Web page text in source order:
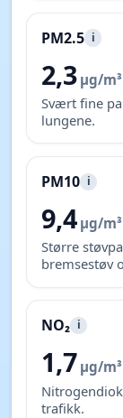
PM2.5 i
2,3 µg/m³
Svært fine
lungene.
PM10 i
9,4 µg/m³
Større
bremsestøv
NO₂ i
1,7 µg/m³
trafikk.